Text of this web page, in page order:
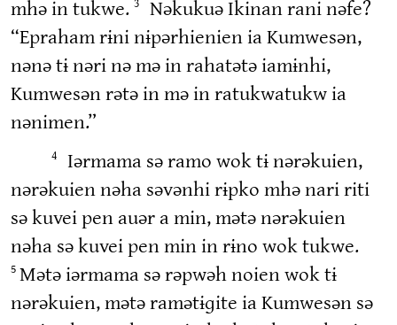
mhə in tukwe.
Nəkukuə Ikinan rani nəfe?
“Epraham rɨni nɨpərhienien ia Kumwesən,
nənə tɨ nəri nə mə in rahatətə iamɨnhi,
Kumwesən rətə in mə in ratukwatukw ia
nənimen.”
4
Iərmama sə ramo wok tɨ nərəkuien,
nərəkuien nəha səvənhi rɨpko mhə nari riti
sə kuvei pen auər a min, mətə nərəkuien
nəha sə kuvei pen min in rɨno wok tukwe.
5 Mətə iərmama sə rəpwəh noien wok tɨ
nərəkuien, mətə ramətɨɡite ia Kumwesən sə